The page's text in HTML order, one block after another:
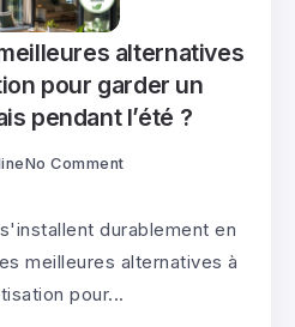
alternatives
pour garder un
pendant l’été ?
No Comment
durablement en
meilleures alternatives à
pour...